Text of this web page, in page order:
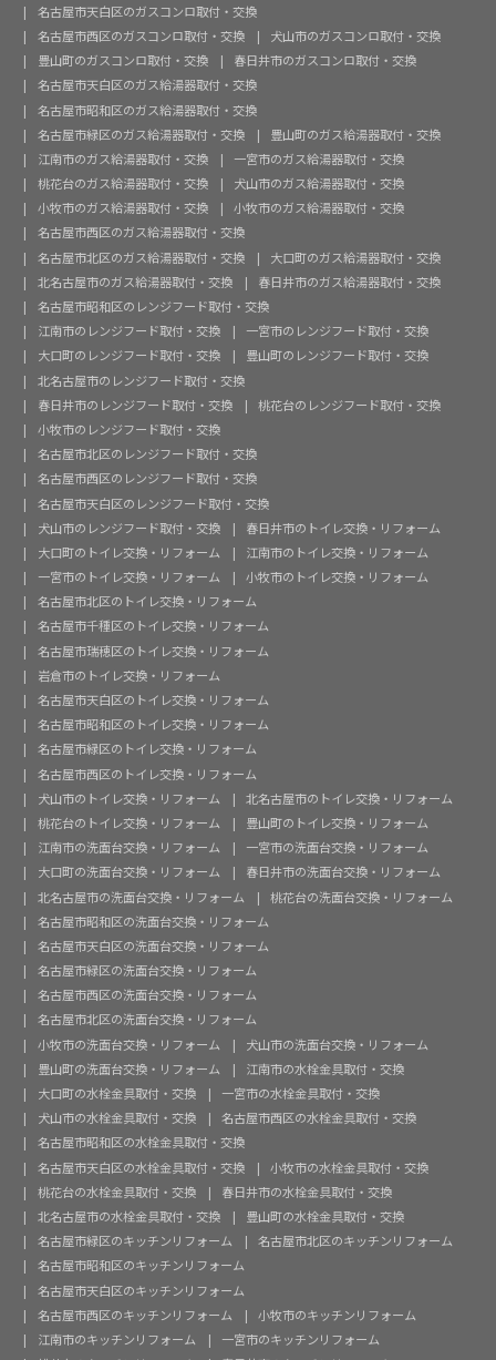
名古屋市天白区のガスコンロ取付・交換
名古屋市西区のガスコンロ取付・交換
犬山市のガスコンロ取付・交換
豊山町のガスコンロ取付・交換
春日井市のガスコンロ取付・交換
名古屋市天白区のガス給湯器取付・交換
名古屋市昭和区のガス給湯器取付・交換
名古屋市緑区のガス給湯器取付・交換
豊山町のガス給湯器取付・交換
江南市のガス給湯器取付・交換
一宮市のガス給湯器取付・交換
桃花台のガス給湯器取付・交換
犬山市のガス給湯器取付・交換
小牧市のガス給湯器取付・交換
小牧市のガス給湯器取付・交換
名古屋市西区のガス給湯器取付・交換
名古屋市北区のガス給湯器取付・交換
大口町のガス給湯器取付・交換
北名古屋市のガス給湯器取付・交換
春日井市のガス給湯器取付・交換
名古屋市昭和区のレンジフード取付・交換
江南市のレンジフード取付・交換
一宮市のレンジフード取付・交換
大口町のレンジフード取付・交換
豊山町のレンジフード取付・交換
北名古屋市のレンジフード取付・交換
春日井市のレンジフード取付・交換
桃花台のレンジフード取付・交換
小牧市のレンジフード取付・交換
名古屋市北区のレンジフード取付・交換
名古屋市西区のレンジフード取付・交換
名古屋市天白区のレンジフード取付・交換
犬山市のレンジフード取付・交換
春日井市のトイレ交換・リフォーム
大口町のトイレ交換・リフォーム
江南市のトイレ交換・リフォーム
一宮市のトイレ交換・リフォーム
小牧市のトイレ交換・リフォーム
名古屋市北区のトイレ交換・リフォーム
名古屋市千種区のトイレ交換・リフォーム
名古屋市瑞穂区のトイレ交換・リフォーム
岩倉市のトイレ交換・リフォーム
名古屋市天白区のトイレ交換・リフォーム
名古屋市昭和区のトイレ交換・リフォーム
名古屋市緑区のトイレ交換・リフォーム
名古屋市西区のトイレ交換・リフォーム
犬山市のトイレ交換・リフォーム
北名古屋市のトイレ交換・リフォーム
桃花台のトイレ交換・リフォーム
豊山町のトイレ交換・リフォーム
江南市の洗面台交換・リフォーム
一宮市の洗面台交換・リフォーム
大口町の洗面台交換・リフォーム
春日井市の洗面台交換・リフォーム
北名古屋市の洗面台交換・リフォーム
桃花台の洗面台交換・リフォーム
名古屋市昭和区の洗面台交換・リフォーム
名古屋市天白区の洗面台交換・リフォーム
名古屋市緑区の洗面台交換・リフォーム
名古屋市西区の洗面台交換・リフォーム
名古屋市北区の洗面台交換・リフォーム
小牧市の洗面台交換・リフォーム
犬山市の洗面台交換・リフォーム
豊山町の洗面台交換・リフォーム
江南市の水栓金具取付・交換
大口町の水栓金具取付・交換
一宮市の水栓金具取付・交換
犬山市の水栓金具取付・交換
名古屋市西区の水栓金具取付・交換
名古屋市昭和区の水栓金具取付・交換
名古屋市天白区の水栓金具取付・交換
小牧市の水栓金具取付・交換
桃花台の水栓金具取付・交換
春日井市の水栓金具取付・交換
北名古屋市の水栓金具取付・交換
豊山町の水栓金具取付・交換
名古屋市緑区のキッチンリフォーム
名古屋市北区のキッチンリフォーム
名古屋市昭和区のキッチンリフォーム
名古屋市天白区のキッチンリフォーム
名古屋市西区のキッチンリフォーム
小牧市のキッチンリフォーム
江南市のキッチンリフォーム
一宮市のキッチンリフォーム